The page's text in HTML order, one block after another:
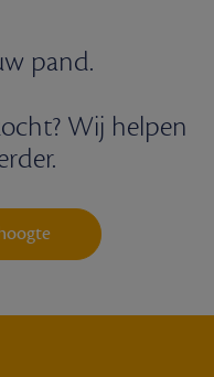
pand.
Wij helpen